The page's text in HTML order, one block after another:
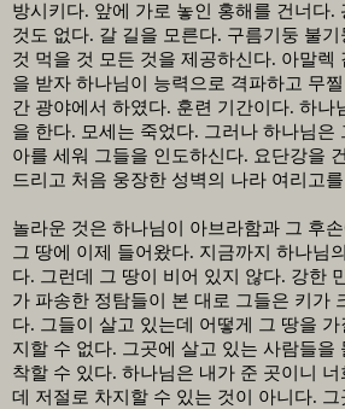
방시키다. 앞에 가로 놓인 홍해를 건너다.
것도 없다. 갈 길을 모른다. 구름기둥 불
것 먹을 것 모든 것을 제공하신다. 아말렉
을 받자 하나님이 능력으로 격파하고 무
간 광야에서 하였다. 훈련 기간이다. 하나
을 한다. 모세는 죽었다. 그러나 하나님은
아를 세워 그들을 인도하신다. 요단강을
드리고 처음 웅장한 성벽의 나라 여리고
놀라운 것은 하나님이 아브라함과 그 후
그 땅에 이제 들어왔다. 지금까지 하나님
다. 그런데 그 땅이 비어 있지 않다. 강한
가 파송한 정탐들이 본 대로 그들은 키가
다. 그들이 살고 있는데 어떻게 그 땅을
지할 수 없다. 그곳에 살고 있는 사람들을
착할 수 있다. 하나님은 내가 준 곳이니
데 저절로 차지할 수 있는 것이 아니다. 그